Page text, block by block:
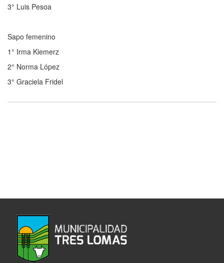
3° Luis Pesoa
Sapo femenino
1° Irma Kiemerz
2° Norma López
3° Graciela Fridel